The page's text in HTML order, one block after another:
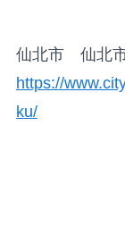
仙北市 仙北
https://
ku/